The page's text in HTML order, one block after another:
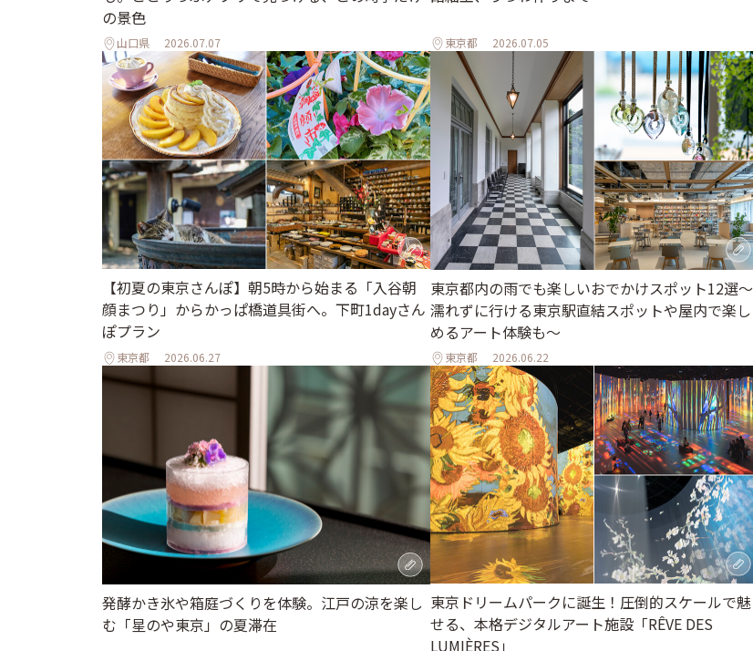
の景色
山口県 2026.07.07 東京都 2026.07.05
【初夏の東京さんぽ】朝5時から始まる「入谷朝
顔まつり」からかっぱ橋道具街へ。下町1dayさん
ぽプラン
東京都 2026.06.27
東京都内の雨でも楽しいおでかけスポット12選～
濡れずに行ける東京駅直結スポットや屋内で楽し
めるアート体験も～
東京都 2026.06.22
発酵かき氷や箱庭づくりを体験。江戸の涼を楽し
む「星のや東京」の夏滞在
東京ドリームパークに誕生！圧倒的スケールで魅
せる、本格デジタルアート施設「RÊVE DES
LUMIÈRES」